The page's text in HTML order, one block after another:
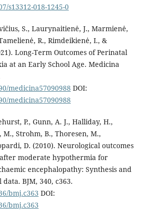
s13312-018-1245-0
S., Laurynaitienė, J., Marmienė,
R., Rimdeikienė, I., &
Long-Term Outcomes of Perinatal
at an Early School Age. Medicina
medicina57090988 DOI:
medicina57090988
P., Gunn, A. J., Halliday, H.,
M., Strohm, B., Thoresen, M.,
D. (2010). Neurological outcomes
moderate hypothermia for
encephalopathy: Synthesis and
BJM, 340, c363.
bmj.c363 DOI:
bmj.c363